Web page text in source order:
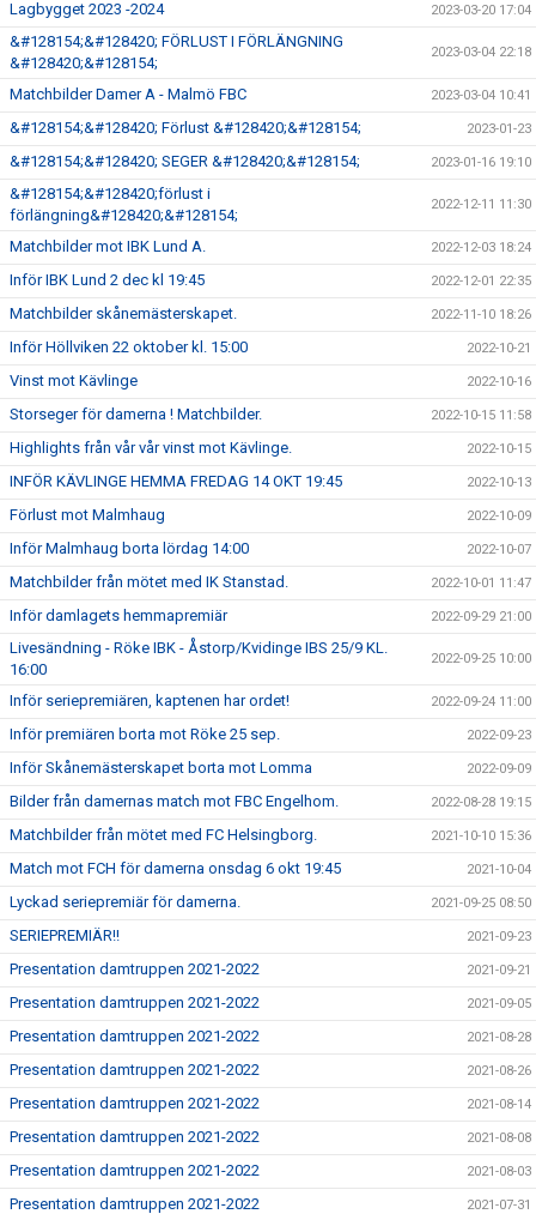
Lagbygget 2023 -2024 2023-03-20 17:04
&#128154;&#128420; FÖRLUST I FÖRLÄNGNING
&#128420;&#128154;
2023-03-04 22:18
Matchbilder Damer A - Malmö FBC 2023-03-04 10:41
&#128154;&#128420; Förlust &#128420;&#128154; 2023-01-23
&#128154;&#128420; SEGER &#128420;&#128154; 2023-01-16 19:10
&#128154;&#128420;förlust i
förlängning&#128420;&#128154;
2022-12-11 11:30
Matchbilder mot IBK Lund A. 2022-12-03 18:24
Inför IBK Lund 2 dec kl 19:45 2022-12-01 22:35
Matchbilder skånemästerskapet. 2022-11-10 18:26
Inför Höllviken 22 oktober kl. 15:00 2022-10-21
Vinst mot Kävlinge 2022-10-16
Storseger för damerna ! Matchbilder. 2022-10-15 11:58
Highlights från vår vår vinst mot Kävlinge. 2022-10-15
INFÖR KÄVLINGE HEMMA FREDAG 14 OKT 19:45 2022-10-13
Förlust mot Malmhaug 2022-10-09
Inför Malmhaug borta lördag 14:00 2022-10-07
Matchbilder från mötet med IK Stanstad. 2022-10-01 11:47
Inför damlagets hemmapremiär 2022-09-29 21:00
Livesändning - Röke IBK - Åstorp/Kvidinge IBS 25/9 KL.
16:00
2022-09-25 10:00
Inför seriepremiären, kaptenen har ordet! 2022-09-24 11:00
Inför premiären borta mot Röke 25 sep. 2022-09-23
Inför Skånemästerskapet borta mot Lomma 2022-09-09
Bilder från damernas match mot FBC Engelhom. 2022-08-28 19:15
Matchbilder från mötet med FC Helsingborg. 2021-10-10 15:36
Match mot FCH för damerna onsdag 6 okt 19:45 2021-10-04
Lyckad seriepremiär för damerna. 2021-09-25 08:50
SERIEPREMIÄR!! 2021-09-23
Presentation damtruppen 2021-2022 2021-09-21
Presentation damtruppen 2021-2022 2021-09-05
Presentation damtruppen 2021-2022 2021-08-28
Presentation damtruppen 2021-2022 2021-08-26
Presentation damtruppen 2021-2022 2021-08-14
Presentation damtruppen 2021-2022 2021-08-08
Presentation damtruppen 2021-2022 2021-08-03
Presentation damtruppen 2021-2022 2021-07-31